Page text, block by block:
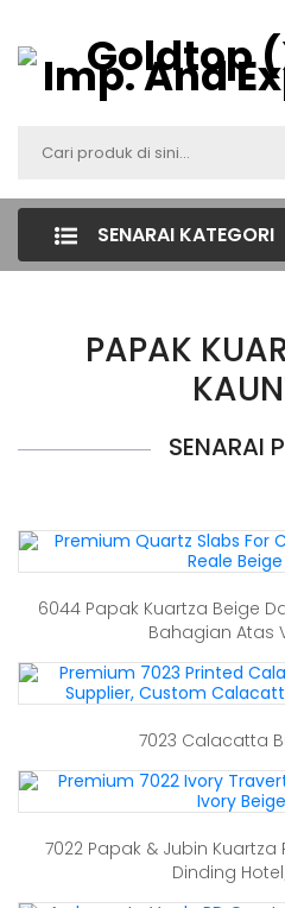
SENARAI KATEGORI
PAPAK
SENARAI
6044 Papak Kuartza Beige
Bahagian Atas
7023 Calacatta
7022 Papak & Jubin Kuartza
Dinding